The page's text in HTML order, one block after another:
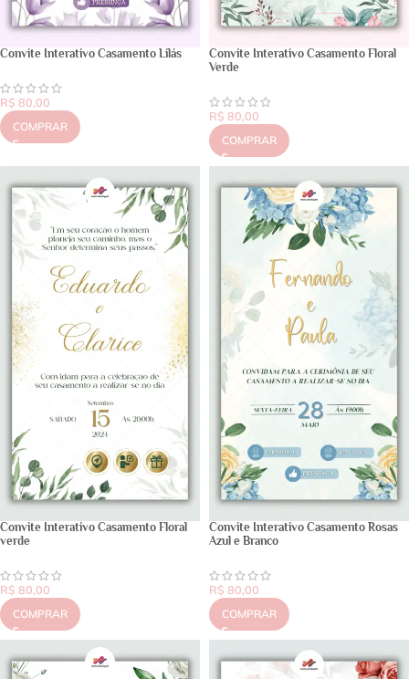
Convite Interativo Casamento Lilás
R$ 80,00
COMPRAR
Convite Interativo Casamento Floral
Verde
R$ 80,00
COMPRAR
Convite Interativo Casamento Floral
verde
R$ 80,00
COMPRAR
Convite Interativo Casamento Rosas
Azul e Branco
R$ 80,00
COMPRAR